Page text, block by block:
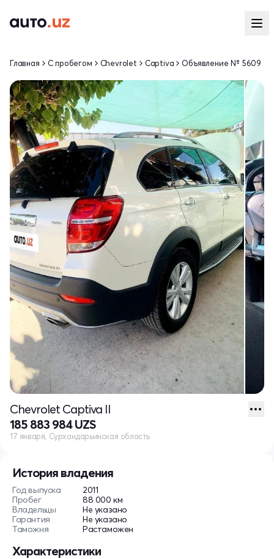
История владения
Год выпуска
2011
Пробег
88 000 км
Владельцы
Не указано
Гарантия
Не указано
Таможня
Растаможен
Характеристики
Главная С пробегом Chevrolet Captiva Объявление № 5609
Chevrolet Captiva II
185 883 984 UZS
17 января, Сурхандарьинская область